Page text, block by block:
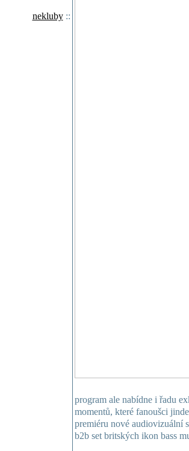
nekluby::
program ale nabídne i řadu
momentů, které fanoušci
premiéru nové audiovizuální
b2b set britských ikon bass